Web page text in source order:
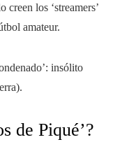
los ‘streamers’
amateur.
insólito
de Piqué’?